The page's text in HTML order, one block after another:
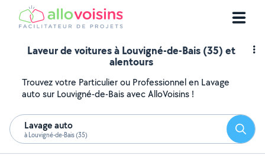
Laveur de voitures à Louvigné-de-Bais (35) et
alentours
Trouvez votre Particulier ou Professionnel en Lavage
auto sur Louvigné-de-Bais avec AlloVoisins !
Lavage auto
à Louvigné-de-Bais (35)